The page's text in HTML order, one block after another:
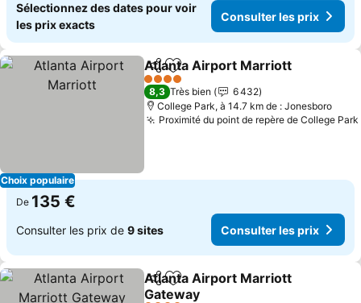
Sélectionnez des dates pour voir
les prix exacts
Consulter les prix
Choix populaire
PartagerAjouter à mes favoris
Atlanta Airport Marriott
4 Étoiles
8,3 Très bien
6 432
College Park, à 14.7 km de : Jonesboro
Proximité du point de repère de College Park
De 135 €
Consulter les prix de 9 sites Consulter les prix
PartagerAjouter à mes favoris
Atlanta Airport Marriott
Gateway